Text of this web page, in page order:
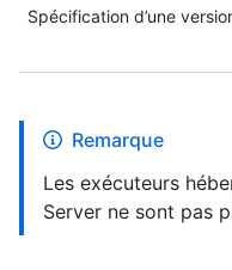
Spécification d’une
Remarque
Les exécuteurs
Server ne sont pas